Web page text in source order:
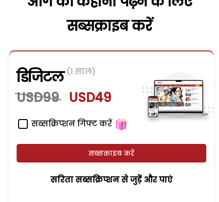
सब्सक्राइब करें
डिजिटल (1 साल)
USD99 USD49
सब्सक्रिप्शन गिफ्ट करें
सब्सक्राइब करें
सरिता सब्सक्रिप्शन से जुड़ेें और पाएं